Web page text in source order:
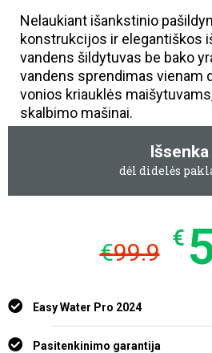
Nelaukiant išankstinio
konstrukcijos ir elegantiškos
vandens šildytuvas be bako
vandens sprendimas vienam
vonios kriauklės
skalbimo mašinai.
Išsenka
dėl didelės
€99.9 €
Easy Water Pro 2024
Pasitenkinimo garantija